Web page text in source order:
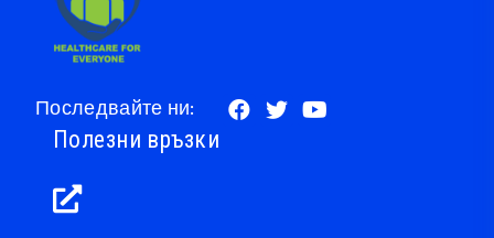
Последвайте ни:
Полезни връзки